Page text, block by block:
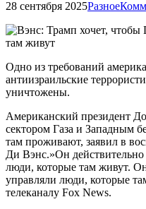
28 сентября 2025Разное
Одно из требований
антиизраильские
уничтожены.
Американский президент
сектором Газа и Западным
там проживают, заявил в
Ди Вэнс.»Он действительно
люди, которые там живут.
управляли люди, которые
телеканалу Fox News.